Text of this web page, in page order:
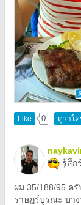
Like 0 ดูว่าใ
รู้สึก
ผม 35/188/95 ค
ราษฎร์บูรณะ บา